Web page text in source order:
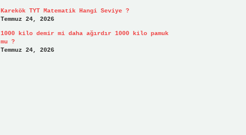
Karekök TYT Matematik Hangi Seviye ?
Temmuz 24, 2026
1000 kilo demir mi daha ağırdır 1000 kilo pamuk
mu ?
Temmuz 24, 2026